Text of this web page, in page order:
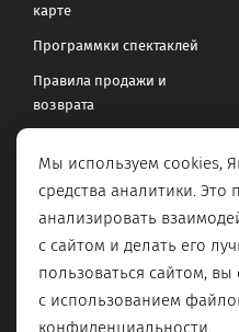
карте
Программки спектаклей
Правила продажи и
возврата
Оставить обращение
Мы используем cookies,
средства аналитики. Это
анализировать
с сайтом и делать его
пользоваться сайтом, вы
с использованием
конфиденциальности